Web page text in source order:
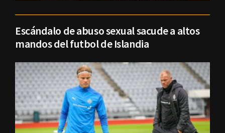
Escándalo de abuso sexual sacude a altos
mandos del futbol de Islandia